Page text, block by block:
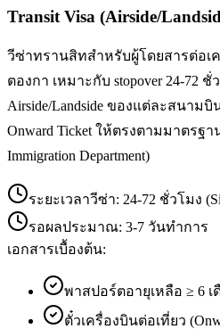
Transit Visa (Airside/
วีซ่าทรานสิทสำหรับผู้โดยสารต่อ
ตองกา เหมาะกับ stopover 24-72
Airside/Landside ของแต่ละสนาม
Onward Ticket ให้ตรงตามมาตรฐา
Immigration Department)
ระยะเวลาวีซ่า: 24-72 ชั่วโมง
รอผลประมาณ: 3-7 วันทำการ
เอกสารเบื้องต้น:
พาสปอร์ตอายุเหลือ ≥ 6 เ
ตั๋วเครื่องบินต่อเที่ยว